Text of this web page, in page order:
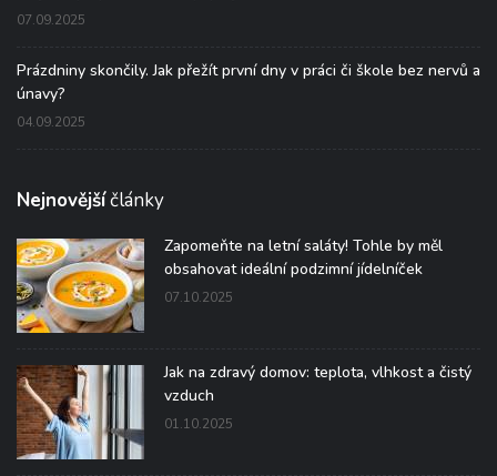
07.09.2025
Prázdniny skončily. Jak přežít první dny v práci či škole bez nervů a
únavy?
04.09.2025
Nejnovějšíčlánky
Zapomeňte na letní saláty! Tohle by měl
obsahovat ideální podzimní jídelníček
07.10.2025
Jak na zdravý domov: teplota, vlhkost a čistý
vzduch
01.10.2025